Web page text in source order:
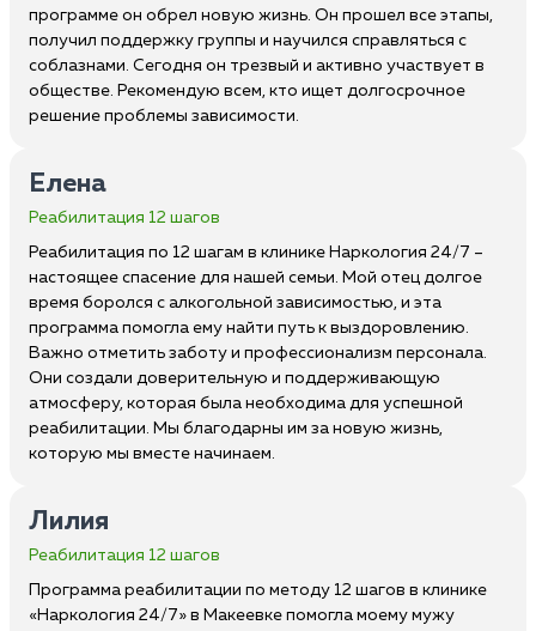
программе он обрел новую жизнь. Он прошел все этапы,
получил поддержку группы и научился справляться с
соблазнами. Сегодня он трезвый и активно участвует в
обществе. Рекомендую всем, кто ищет долгосрочное
решение проблемы зависимости.
Елена
Реабилитация 12 шагов
Реабилитация по 12 шагам в клинике Наркология 24/7 –
настоящее спасение для нашей семьи. Мой отец долгое
время боролся с алкогольной зависимостью, и эта
программа помогла ему найти путь к выздоровлению.
Важно отметить заботу и профессионализм персонала.
Они создали доверительную и поддерживающую
атмосферу, которая была необходима для успешной
реабилитации. Мы благодарны им за новую жизнь,
которую мы вместе начинаем.
Лилия
Реабилитация 12 шагов
Программа реабилитации по методу 12 шагов в клинике
«Наркология 24/7» в Макеевке помогла моему мужу